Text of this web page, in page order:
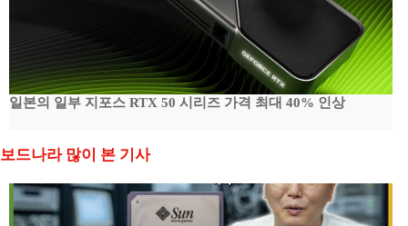
일본의 일부 지포스 RTX 50 시리즈 가격 최대 40% 인상
보드나라 많이 본 기사